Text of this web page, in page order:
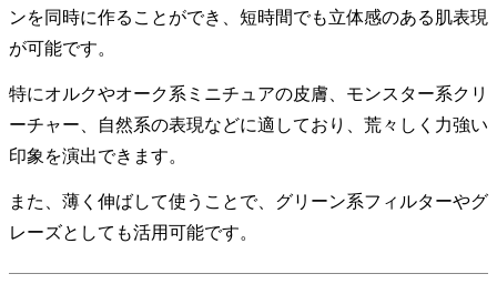
ンを同時に作ることができ、短時間でも立体感のある肌表現
が可能です。
特にオルクやオーク系ミニチュアの皮膚、モンスター系クリ
ーチャー、自然系の表現などに適しており、荒々しく力強い
印象を演出できます。
また、薄く伸ばして使うことで、グリーン系フィルターやグ
レーズとしても活用可能です。